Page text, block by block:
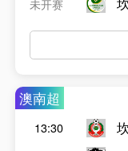
未开赛
澳南超
13:30